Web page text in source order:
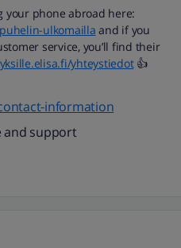
your phone abroad here:
ulkomailla and if you
service, you’ll find their
yhteystiedot👍
information
and support